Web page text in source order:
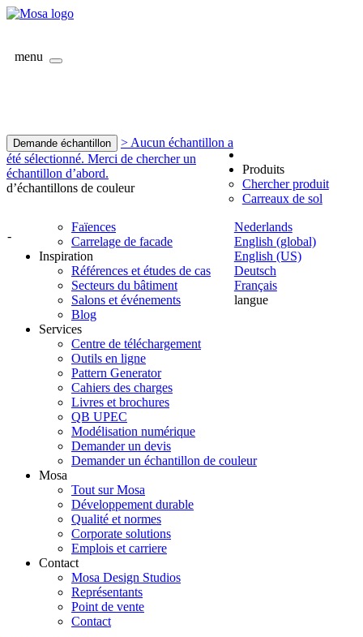
menu
Demande échantillon
> Aucun échantillon a
été sélectionné. Merci de chercher un
échantillon d’abord.
d’échantillons de couleur
-
Nederlands
English (global)
English (US)
Deutsch
Français
langue
Produits
Chercher produit
Carreaux de sol
Faïences
Carrelage de facade
Inspiration
Références et études de cas
Secteurs du bâtiment
Salons et événements
Blog
Services
Centre de téléchargement
Outils en ligne
Pattern Generator
Cahiers des charges
Livres et brochures
QB UPEC
Modélisation numérique
Demander un devis
Demander un échantillon de couleur
Mosa
Tout sur Mosa
Développement durable
Qualité et normes
Corporate solutions
Emplois et carriere
Contact
Mosa Design Studios
Représentants
Point de vente
Contact